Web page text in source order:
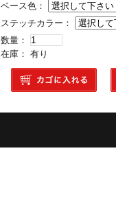
ベース色：
ステッチカラー：
数量：
在庫： 有り